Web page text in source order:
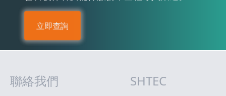
立即查詢
聯絡我們 網站指南
SHTEC